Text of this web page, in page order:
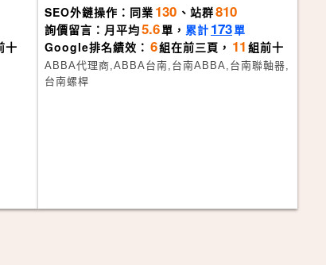
十
SEO外鏈操作：同業 130 、站群810
詢價留言：月平均5.6單， 累計 173單
Google排名績效： 6組在前三頁， 11 組前十
ABBA代理商,ABBA台南,台南ABBA,台南聯軸器,
台南螺桿